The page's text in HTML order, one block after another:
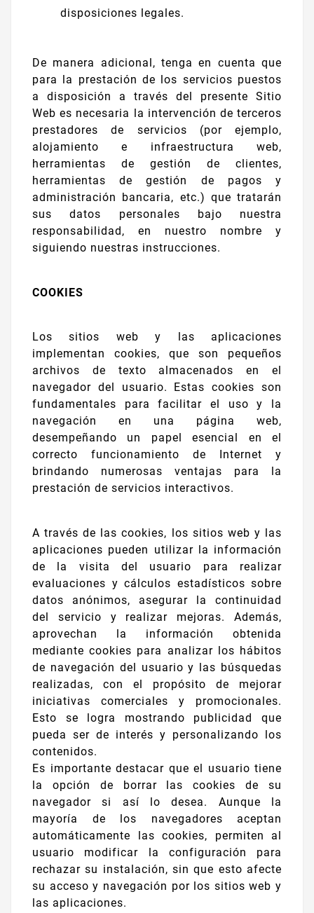
disposiciones legales.
De manera adicional, tenga en cuenta que
para la prestación de los servicios puestos
a disposición a través del presente Sitio
Web es necesaria la intervención de terceros
prestadores de servicios (por ejemplo,
alojamiento e infraestructura web,
herramientas de gestión de clientes,
herramientas de gestión de pagos y
administración bancaria, etc.) que tratarán
sus datos personales bajo nuestra
responsabilidad, en nuestro nombre y
siguiendo nuestras instrucciones.
COOKIES
Los sitios web y las aplicaciones
implementan cookies, que son pequeños
archivos de texto almacenados en el
navegador del usuario. Estas cookies son
fundamentales para facilitar el uso y la
navegación en una página web,
desempeñando un papel esencial en el
correcto funcionamiento de Internet y
brindando numerosas ventajas para la
prestación de servicios interactivos.
A través de las cookies, los sitios web y las
aplicaciones pueden utilizar la información
de la visita del usuario para realizar
evaluaciones y cálculos estadísticos sobre
datos anónimos, asegurar la continuidad
del servicio y realizar mejoras. Además,
aprovechan la información obtenida
mediante cookies para analizar los hábitos
de navegación del usuario y las búsquedas
realizadas, con el propósito de mejorar
iniciativas comerciales y promocionales.
Esto se logra mostrando publicidad que
pueda ser de interés y personalizando los
contenidos.
Es importante destacar que el usuario tiene
la opción de borrar las cookies de su
navegador si así lo desea. Aunque la
mayoría de los navegadores aceptan
automáticamente las cookies, permiten al
usuario modificar la configuración para
rechazar su instalación, sin que esto afecte
su acceso y navegación por los sitios web y
las aplicaciones.